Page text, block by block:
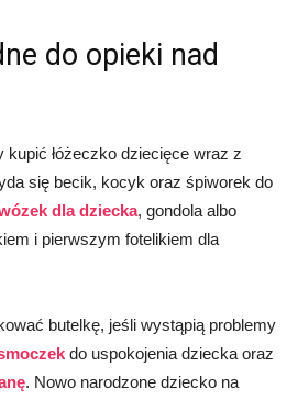
do opieki nad
łóżeczko dziecięce wraz z
się becik, kocyk oraz śpiworek do
dla dziecka, gondola albo
i pierwszym fotelikiem dla
butelkę, jeśli wystąpią problemy
do uspokojenia dziecka oraz
. Nowo narodzone dziecko na